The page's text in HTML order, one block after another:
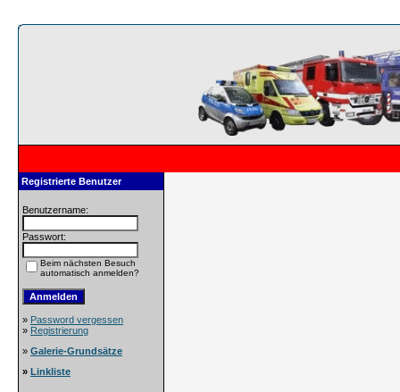
Registrierte Benutzer
Benutzername:
Passwort:
Beim nächsten Besuch
automatisch anmelden?
» Password vergessen
» Registrierung
» Galerie-Grundsätze
» Linkliste